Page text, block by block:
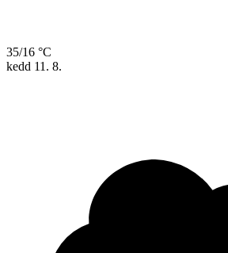
35/16 °C
kedd 11. 8.